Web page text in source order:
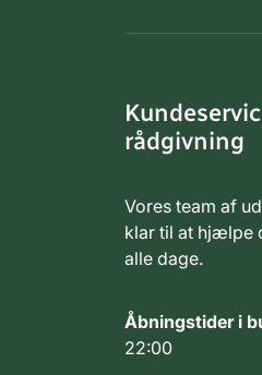
rådgivning
Vores team af
klar til at hjælpe
alle dage.
Åbningstider i
22:00